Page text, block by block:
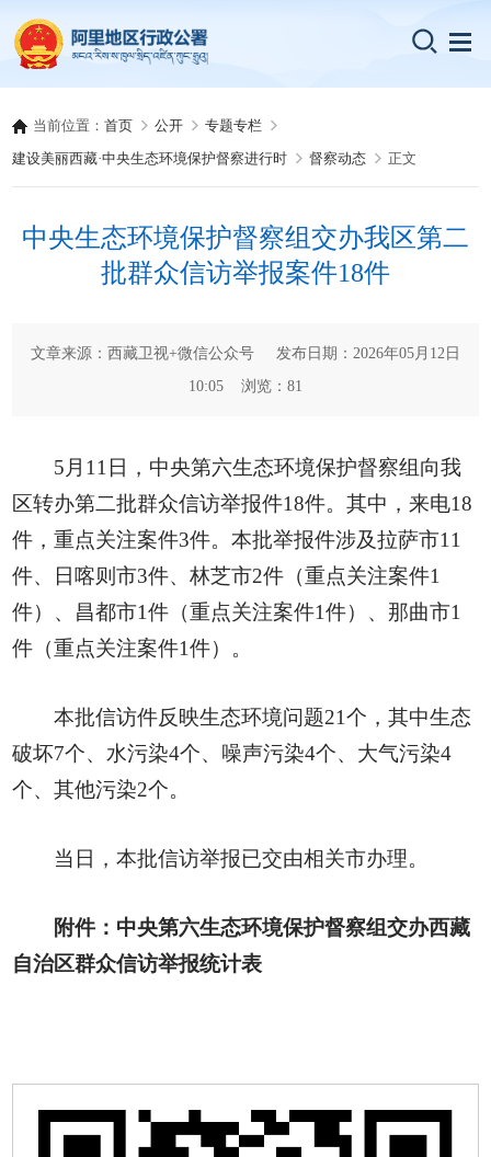
当前位置：首页 公开
专题专栏
建设美丽西藏·中央生态环境保护督察进行时
督察动态 正文
中央生态环境保护督察组交办我区第二
批群众信访举报案件18件
文章来源：西藏卫视+微信公众号 发布日期：2026年05月12日
10:05 浏览： 81
5月11日，中央第六生态环境保护督察组向我
区转办第二批群众信访举报件18件。其中，来电18
件，重点关注案件3件。本批举报件涉及拉萨市11
件、日喀则市3件、林芝市2件（重点关注案件1
件）、昌都市1件（重点关注案件1件）、那曲市1
件（重点关注案件1件）。
本批信访件反映生态环境问题21个，其中生态
破坏7个、水污染4个、噪声污染4个、大气污染4
个、其他污染2个。
当日，本批信访举报已交由相关市办理。
附件：中央第六生态环境保护督察组交办西藏
自治区群众信访举报统计表